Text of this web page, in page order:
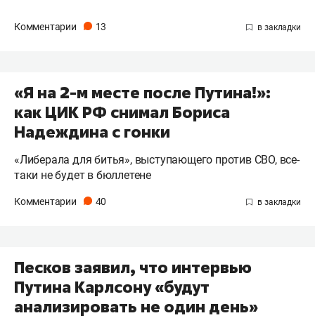
Комментарии 13
«Я на 2-м месте после Путина!»:
как ЦИК РФ снимал Бориса
Надеждина с гонки
«Либерала для битья», выступающего против СВО, все-
таки не будет в бюллетене
Комментарии 40
Песков заявил, что интервью
Путина Карлсону «будут
анализировать не один день»